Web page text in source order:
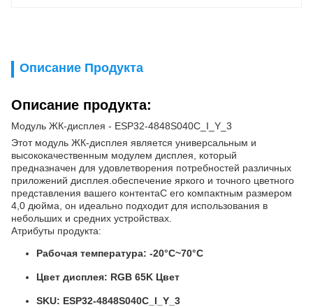
Описание Продукта
Описание продукта:
Модуль ЖК-дисплея - ESP32-4848S040C_I_Y_3
Этот модуль ЖК-дисплея является универсальным и
высококачественным модулем дисплея, который
предназначен для удовлетворения потребностей различных
приложений дисплея.обеспечение яркого и точного цветного
представления вашего контентаС его компактным размером
4,0 дюйма, он идеально подходит для использования в
небольших и средних устройствах.
Атрибуты продукта:
Рабочая температура: -20°C~70°C
Цвет дисплея: RGB 65K Цвет
SKU: ESP32-4848S040C_I_Y_3